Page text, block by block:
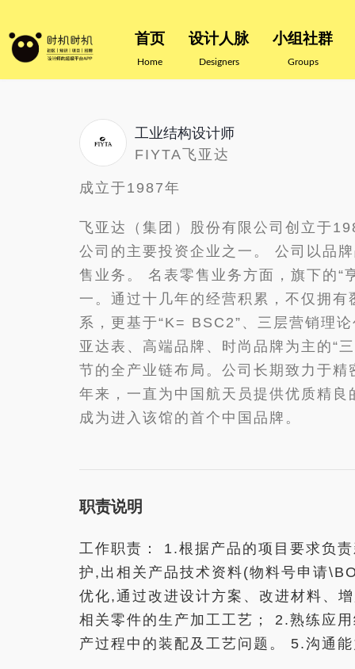
首页
Home
设计人脉
Designers
小组社群
Groups
工业结构设计师
FIYTA飞亚达
成立于1987年
飞亚达（集团）股份有限公司创立于
公司的主要投资企业之一。 公司以品
售业务。 名表零售业务方面，旗下的“
一。通过十几年的经营积累，不仅拥
系，更基于“K= BSC2”、三层营销理
亚达表、高端品牌、时尚品牌为主的“
节的全产业链布局。公司长期致力于
年来，一直为中国航天员提供优质精
成为进入该馆的首个中国品牌。
职责说明
工作职责： 1.根据产品的项目要求负
护,出相关产品技术资料(物料号申请
优化,通过改进设计方案、改进材料、
相关零件的生产加工工艺； 2.熟练应
产过程中的装配及工艺问题。 5.沟通